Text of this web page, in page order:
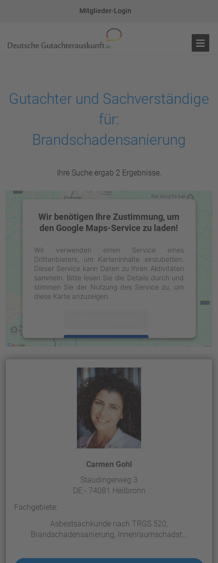
Mitglieder-Login
Gutachter und Sachverständige
für:
Brandschadensanierung
Ihre Suche ergab 2 Ergebnisse.
Wir benötigen Ihre Zustimmung, um
den Google Maps-Service zu laden!
Wir verwenden einen Service eines
Drittanbieters, um Karteninhalte einzubetten.
Dieser Service kann Daten zu Ihren Aktivitäten
sammeln. Bitte lesen Sie die Details durch und
stimmen Sie der Nutzung des Service zu, um
diese Karte anzuzeigen.
Management Platform
Carmen Gohl
Staudingerweg 3
DE - 74081 Heilbronn
Fachgebiete:
Asbestsachkunde nach TRGS 520,
Brandschadensanierung, Innenraumschadst...